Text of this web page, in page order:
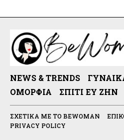
NEWS & TRENDS
ΟΜΟΡΦΙΆ
ΣΠΊΤΙ ΕΥ ΖΗΝ
ΣΧΕΤΙΚΆ ΜΕ ΤΟ BEWOMAN
PRIVACY POLICY